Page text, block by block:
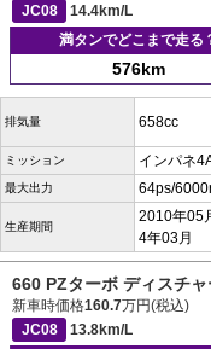
JC08 14.4km/L
満タンでどこまで走る
576km
排気量 658cc
ミッション インパネ
最大出力 64ps/
生産期間
2010年05
4年03月
660 PZターボ ディスチ
新車時価格160.7万円(税込)
JC08
13.8km/L